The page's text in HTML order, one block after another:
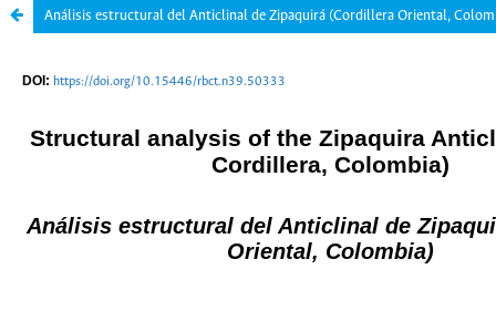
Análisis estructural del Anticlinal de Zipaquirá (Cordillera Oriental,